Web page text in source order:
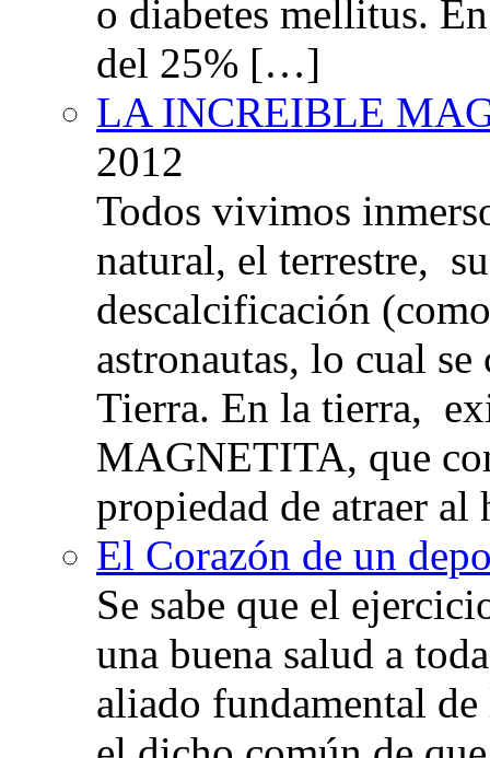
o diabetes mellitus.
del 25% […]
LA INCREIBLE
2012
Todos vivimos
natural, el terrestre,
descalcificación
astronautas, lo cual
Tierra. En la tierra,
MAGNETITA, que
propiedad de atraer
El Corazón de un
Se sabe que el
una buena salud a
aliado fundamental